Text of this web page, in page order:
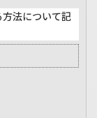
法について記